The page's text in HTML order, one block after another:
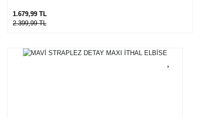
1.679,99 TL
2.399,99 TL